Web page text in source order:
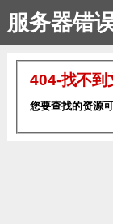
服务器错
404-找不到
您要查找的资源